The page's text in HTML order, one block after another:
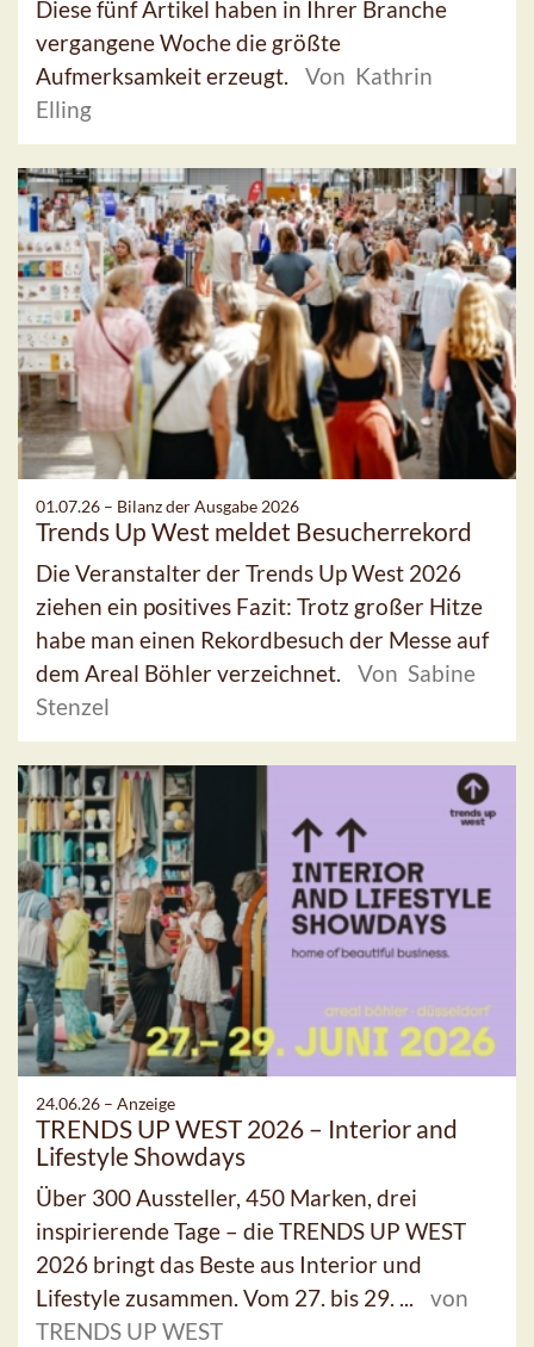
Diese fünf Artikel haben in Ihrer Branche
vergangene Woche die größte
Aufmerksamkeit erzeugt.
Von Kathrin
Elling
01.07.26 – Bilanz der Ausgabe 2026
Trends Up West meldet Besucherrekord
Die Veranstalter der Trends Up West 2026
ziehen ein positives Fazit: Trotz großer Hitze
habe man einen Rekordbesuch der Messe auf
dem Areal Böhler verzeichnet.
Von Sabine
Stenzel
24.06.26 – Anzeige
TRENDS UP WEST 2026 – Interior and
Lifestyle Showdays
Über 300 Aussteller, 450 Marken, drei
inspirierende Tage – die TRENDS UP WEST
2026 bringt das Beste aus Interior und
Lifestyle zusammen. Vom 27. bis 29. ...
von
TRENDS UP WEST